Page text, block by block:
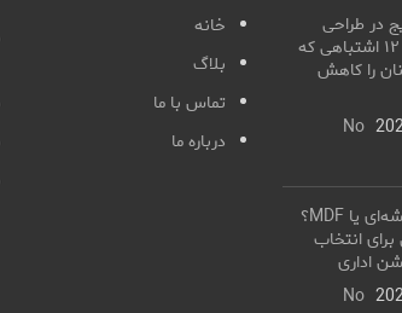
در طراحی
فضای اداری؛ ۱۲ اشتباهی که
را کاهش
No
پارتیشن شیشه‌ای یا MDF؟
انتخاب
اداری
No
خانه
بلاگ
تماس با ما
درباره ما